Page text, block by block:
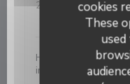
cookies
These
2026-08-04- 19:30 -
/5 Ambiance
Heerlijk gegeten
ingrediënten. Fijne